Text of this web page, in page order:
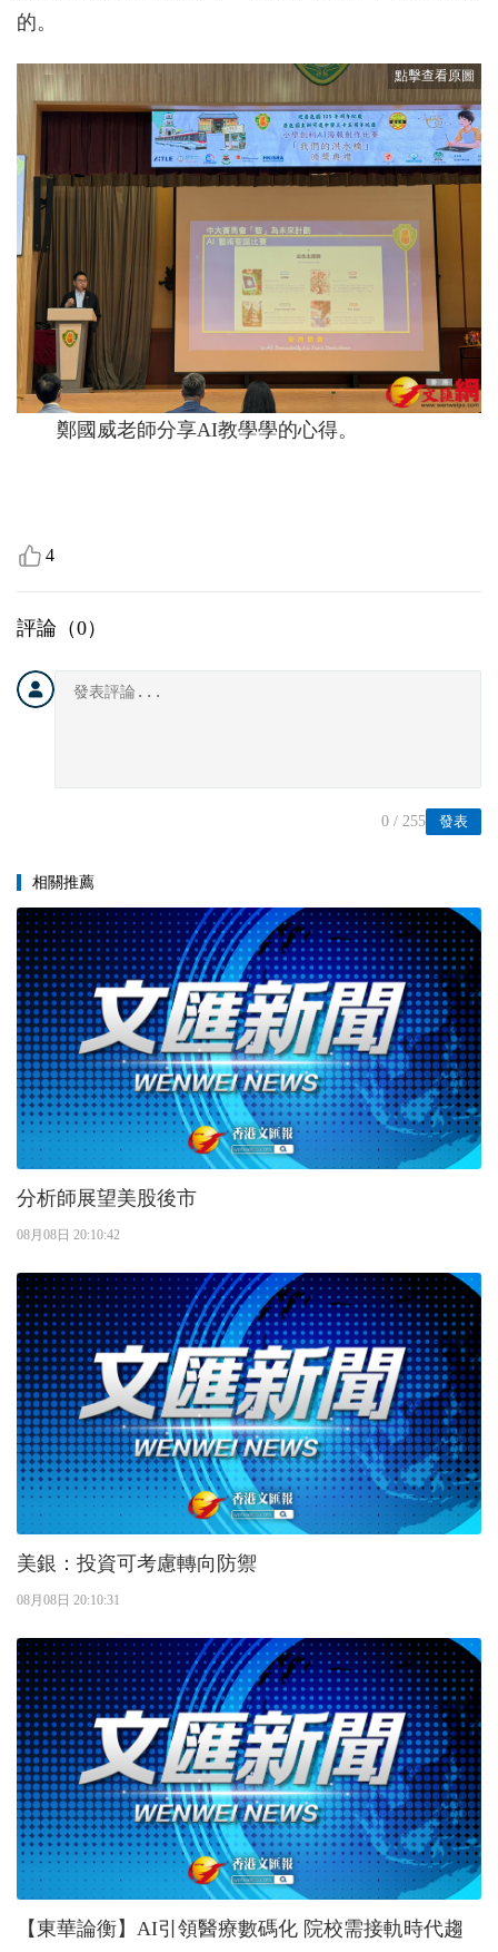
的。
鄭國威老師分享AI教學學的心得。
4
評論（0）
發表
0 / 255
相關推薦
分析師展望美股後市
08月08日 20:10:42
美銀：投資可考慮轉向防禦
08月08日 20:10:31
【東華論衡】AI引領醫療數碼化 院校需接軌時代趨